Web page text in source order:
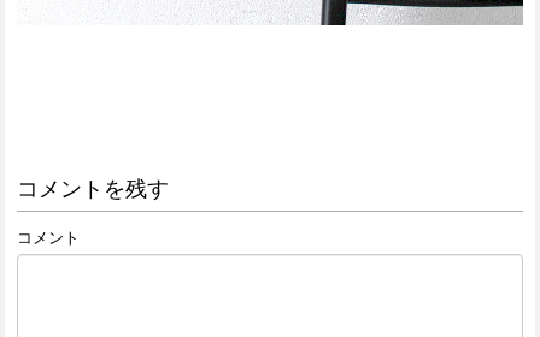
コメントを残す
コメント